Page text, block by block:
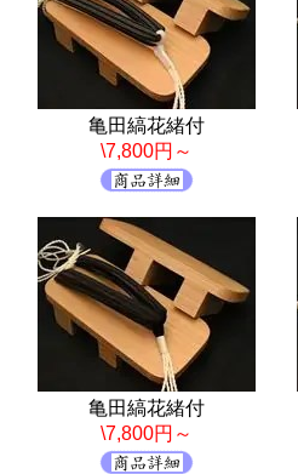
亀田縞花緒付
\7,800円～
亀田縞花緒付
\7,800円～